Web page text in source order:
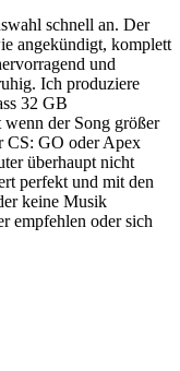
schnell an. Der
angekündigt, komplett
und
Ich produziere
32 GB
wenn der Song größer
CS: GO oder Apex
überhaupt nicht
perfekt und mit den
keine Musik
empfehlen oder sich